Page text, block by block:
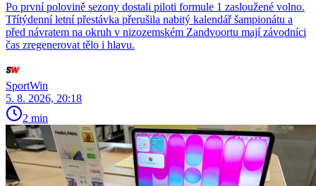
Po první polovině sezony dostali piloti formule 1 zasloužené volno.
Třítýdenní letní přestávka přerušila nabitý kalendář šampionátu a
před návratem na okruh v nizozemském Zandvoortu mají závodníci
čas zregenerovat tělo i hlavu.
SportWin
5. 8. 2026, 20:18
2 min